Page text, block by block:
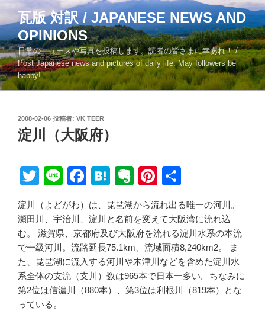
ン
ン
ツ
へ
ス
瓦版 対訳 / JAPANESE NEWS AND
OPINIONS
日常のニュースや写真を投稿します。読者の皆さまに幸あれ！ /
Post Japanese news and pictures of daily life. May followers be
happy!
投
稿
日:
2008-02-06 投稿者: VK TEER
淀川（大阪府）
T
tt
er
Li
n
e
F
c
e
b
o
o
H
at
e
n
a
E
er
n
ot
e
Pi
nt
er
e
st
有
淀川（よどがわ）は、琵琶湖から流れ出る唯一の河川。
瀬田川、宇治川、淀川と名前を変えて大阪湾に流れ込
む。 滋賀県、京都府及び大阪府を流れる淀川水系の本流
で一級河川。流路延長75.1km、流域面積8,240km2。 ま
た、琵琶湖に流入する河川や木津川などを含めた淀川水
系全体の支流（支川）数は965本で日本一多い。ちなみに
第2位は信濃川（880本）、第3位は利根川（819本）とな
っている。